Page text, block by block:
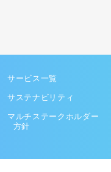
サービス一覧
サステナビリティ
マルチステークホルダー
方針